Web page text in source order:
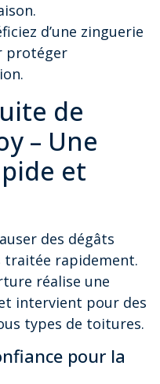
d’une zinguerie
protéger
de
– Une
et
des dégâts
traitée rapidement.
réalise une
intervient pour des
types de toitures.
pour la